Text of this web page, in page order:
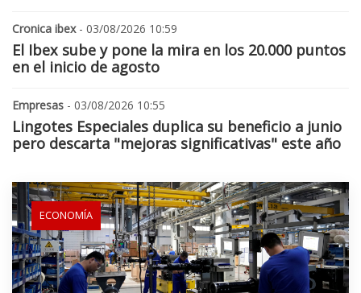
Cronica ibex- 03/08/2026 10:59
El Ibex sube y pone la mira en los 20.000 puntos
en el inicio de agosto
Empresas - 03/08/2026 10:55
Lingotes Especiales duplica su beneficio a junio
pero descarta "mejoras significativas" este año
ECONOMÍA